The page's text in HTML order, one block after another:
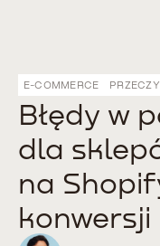
E-COMMERCE
Błędy w
dla
na
konwersji